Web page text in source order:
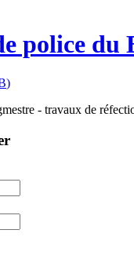
police du
)
- travaux de